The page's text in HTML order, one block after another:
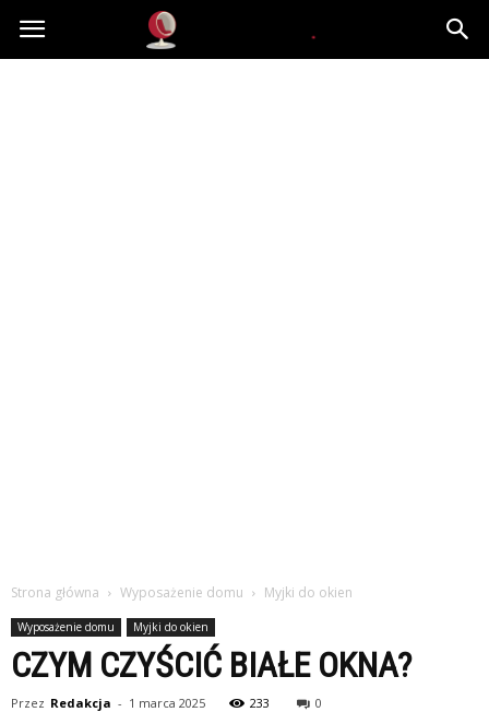
Dekoteria.pl
Strona główna Wyposażenie domu Myjki do okien
Wyposażenie domu Myjki do okien
CZYM CZYŚCIĆ BIAŁE OKNA?
Przez Redakcja - 1 marca 2025 233 0